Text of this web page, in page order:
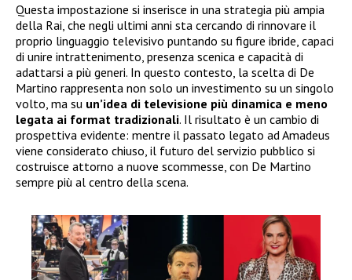
Questa impostazione si inserisce in una strategia più ampia
della Rai, che negli ultimi anni sta cercando di rinnovare il
proprio linguaggio televisivo puntando su figure ibride, capaci
di unire intrattenimento, presenza scenica e capacità di
adattarsi a più generi. In questo contesto, la scelta di De
Martino rappresenta non solo un investimento su un singolo
volto, ma su un’idea di televisione più dinamica e meno
legata ai format tradizionali. Il risultato è un cambio di
prospettiva evidente: mentre il passato legato ad Amadeus
viene considerato chiuso, il futuro del servizio pubblico si
costruisce attorno a nuove scommesse, con De Martino
sempre più al centro della scena.